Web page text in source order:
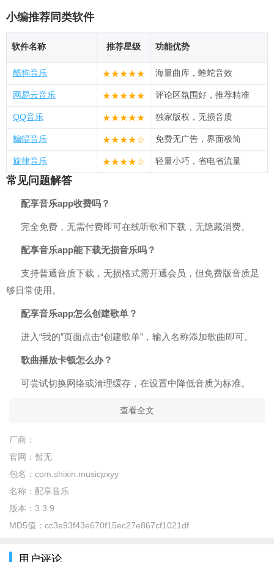
小编推荐同类软件
软件名称 推荐星级 功能优势
酷狗音乐 ★★★★★ 海量曲库，蝰蛇音效
网易云音乐 ★★★★★ 评论区氛围好，推荐精准
QQ音乐 ★★★★★ 独家版权，无损音质
蝙蝠音乐 ★★★★☆ 免费无广告，界面极简
旋律音乐 ★★★★☆ 轻量小巧，省电省流量
常见问题解答
配享音乐app收费吗？
完全免费，无需付费即可在线听歌和下载，无隐藏消费。
配享音乐app能下载无损音乐吗？
支持普通音质下载，无损格式需开通会员，但免费版音质足
够日常使用。
配享音乐app怎么创建歌单？
进入“我的”页面点击“创建歌单”，输入名称添加歌曲即可。
歌曲播放卡顿怎么办？
可尝试切换网络或清理缓存，在设置中降低音质为标准。
查看全文
厂商：
官网： 暂无
包名： com.shixin.musicpxyy
名称： 配享音乐
版本： 3.3.9
MD5值： cc3e93f43e670f15ec27e867cf1021df
用户评论